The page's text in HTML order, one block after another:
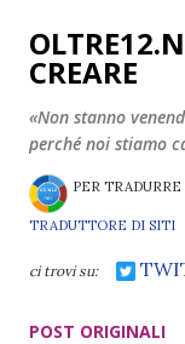
CREARE
«Non stanno
perché noi stiamo
PER
TRADUTTORE DI SITI
ci trovi su:
POST ORIGINALI